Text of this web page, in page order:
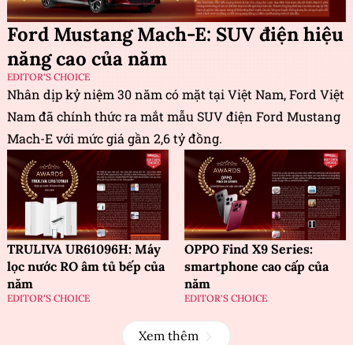
Ford Mustang Mach-E: SUV điện hiệu
năng cao của năm
EDITOR'S CHOICE
Nhân dịp kỷ niệm 30 năm có mặt tại Việt Nam, Ford Việt
Nam đã chính thức ra mắt mẫu SUV điện Ford Mustang
Mach-E với mức giá gần 2,6 tỷ đồng.
TRULIVA UR61096H: Máy
lọc nước RO âm tủ bếp của
năm
EDITOR'S CHOICE
OPPO Find X9 Series:
smartphone cao cấp của
năm
EDITOR'S CHOICE
Xem thêm